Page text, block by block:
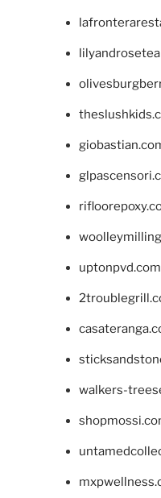
uptonpvd.com
walkers-